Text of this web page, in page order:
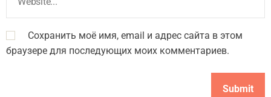
Сохранить моё имя, email и адрес сайта в этом
браузере для последующих моих комментариев.